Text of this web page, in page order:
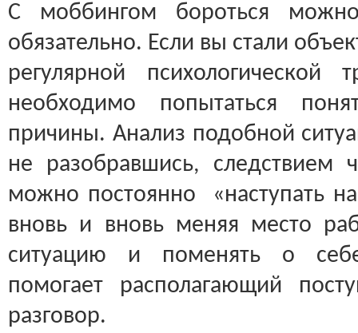
С моббингом бороться
обязательно. Если вы стали
регулярной психологической
необходимо попытаться
причины. Анализ подобной
не разобравшись, следствием
можно постоянно «наступать
вновь и вновь меняя место
ситуацию и поменять о
помогает располагающий
разговор.